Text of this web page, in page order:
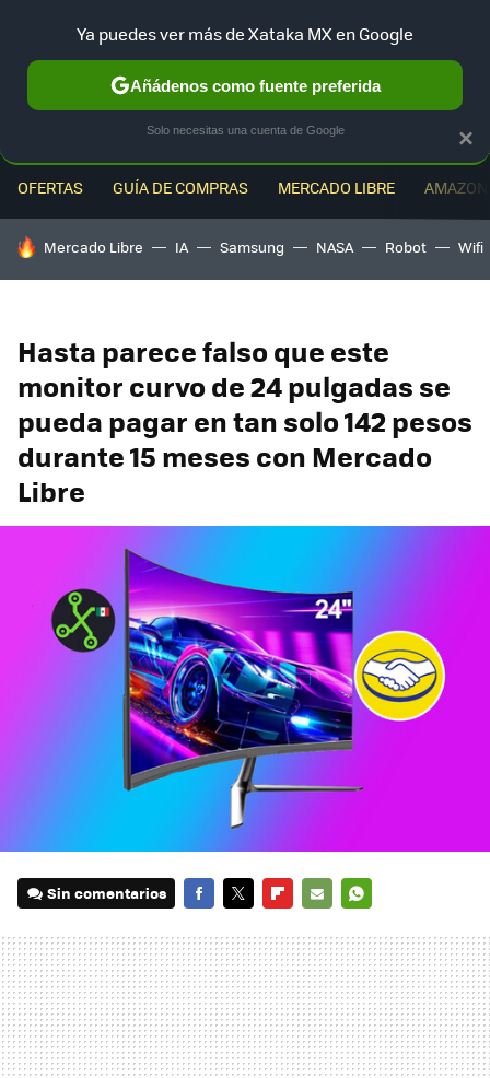
OFERTAS GUÍA DE COMPRAS MERCADO LIBRE
HOY SE HABLA DE
Mercado Libre IA Samsung NASA Robot Wifi
Hasta parece falso que este
monitor curvo de 24 pulgadas se
pueda pagar en tan solo 142 pesos
durante 15 meses con Mercado
Libre
Sin comentarios
MAIL
×
Ya puedes ver más de Xataka MX en Google
Añádenos como fuente preferida
Solo necesitas una cuenta de Google